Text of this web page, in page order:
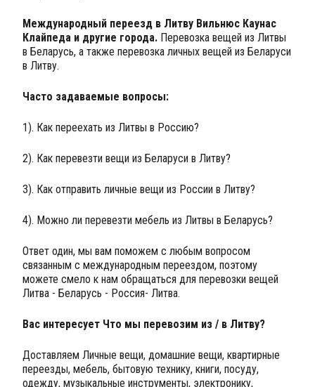
Международный переезд в Литву Вильнюс Каунас
Клайпеда и другие города. Перевозка вещей из Литвы
в Беларусь, а также перевозка личных вещей из Беларуси
в Литву.
Часто задаваемые вопросы:
1). Как переехать из Литвы в Россию?
2). Как перевезти вещи из Беларуси в Литву?
3). Как отправить личные вещи из России в Литву?
4). Можно ли перевезти мебель из Литвы в Беларусь?
Ответ один, мы вам поможем с любым вопросом
связанным с международным переездом, поэтому
можете смело к нам обращаться для перевозки вещей
Литва - Беларусь - Россия- Литва.
Вас интересует Что мы перевозим из / в Литву?
Доставляем Личные вещи, домашние вещи, квартирные
переезды, мебель, бытовую технику, книги, посуду,
одежду, музыкальные инструменты, электронику,